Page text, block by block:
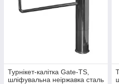
Турнікет-калітка Gate-TS,
шліфувальна неіржавка сталь